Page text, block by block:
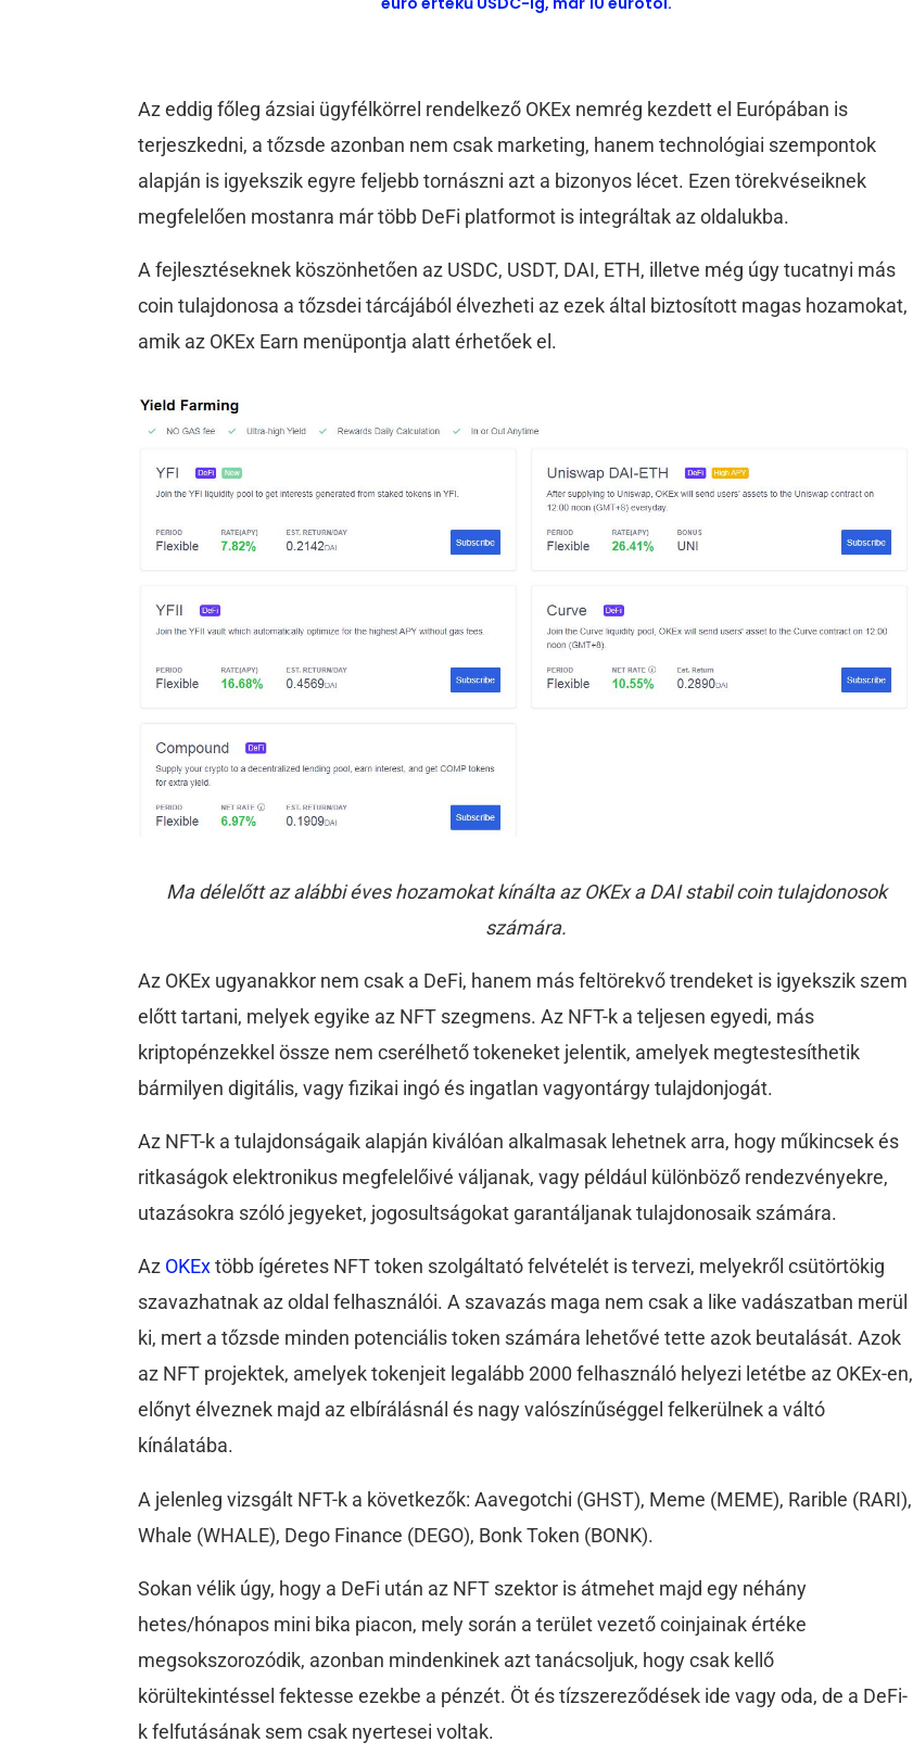
Az eddig főleg ázsiai ügyfélkörrel rendelkező OKEx nemrég kezdett el Európában is
terjeszkedni, a tőzsde azonban nem csak marketing, hanem technológiai szempontok
alapján is igyekszik egyre feljebb tornászni azt a bizonyos lécet. Ezen törekvéseiknek
megfelelően mostanra már több DeFi platformot is integráltak az oldalukba.
A fejlesztéseknek köszönhetően az USDC, USDT, DAI, ETH, illetve még úgy tucatnyi más
coin tulajdonosa a tőzsdei tárcájából élvezheti az ezek által biztosított magas hozamokat,
amik az OKEx Earn menüpontja alatt érhetőek el.
Ma délelőtt az alábbi éves hozamokat kínálta az OKEx a DAI stabil coin tulajdonosok
számára.
Az OKEx ugyanakkor nem csak a DeFi, hanem más feltörekvő trendeket is igyekszik szem
előtt tartani, melyek egyike az NFT szegmens. Az NFT-k a teljesen egyedi, más
kriptopénzekkel össze nem cserélhető tokeneket jelentik, amelyek megtestesíthetik
bármilyen digitális, vagy fizikai ingó és ingatlan vagyontárgy tulajdonjogát.
Az NFT-k a tulajdonságaik alapján kiválóan alkalmasak lehetnek arra, hogy műkincsek és
ritkaságok elektronikus megfelelőivé váljanak, vagy például különböző rendezvényekre,
utazásokra szóló jegyeket, jogosultságokat garantáljanak tulajdonosaik számára.
Az OKExtöbb ígéretes NFT token szolgáltató felvételét is tervezi, melyekről csütörtökig
szavazhatnak az oldal felhasználói. A szavazás maga nem csak a like vadászatban merül
ki, mert a tőzsde minden potenciális token számára lehetővé tette azok beutalását. Azok
az NFT projektek, amelyek tokenjeit legalább 2000 felhasználó helyezi letétbe az OKEx-en,
előnyt élveznek majd az elbírálásnál és nagy valószínűséggel felkerülnek a váltó
kínálatába.
A jelenleg vizsgált NFT-k a következők: Aavegotchi (GHST), Meme (MEME), Rarible (RARI),
Whale (WHALE), Dego Finance (DEGO), Bonk Token (BONK).
Sokan vélik úgy, hogy a DeFi után az NFT szektor is átmehet majd egy néhány
hetes/hónapos mini bika piacon, mely során a terület vezető coinjainak értéke
megsokszorozódik, azonban mindenkinek azt tanácsoljuk, hogy csak kellő
körültekintéssel fektesse ezekbe a pénzét. Öt és tízszereződések ide vagy oda, de a DeFi-
k felfutásának sem csak nyertesei voltak.